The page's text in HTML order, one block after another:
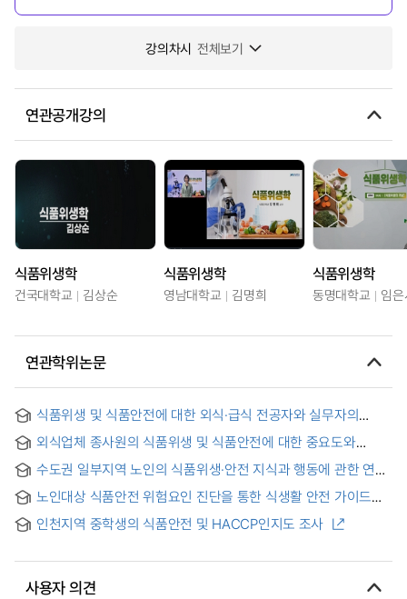
강의차시 전체보기
연관공개강의
식품위생학
건국대학교 김상순
식품위생학
영남대학교 김명희
식품위생학
동명대학교 임
연관학위논문
식품위생 및 식품안전에 대한 외식·급식 전공자와 실무자의
comparison and education contents development on food
sanitation and food safety for restaurants and institutional
management
외식업체 종사원의 식품위생 및 식품안전에 대한 중요도와
Food hygiene, Safety for Employee Food Service Industry
수도권 일부지역 노인의 식품위생·안전 지식과 행동에 관한 연구
Behavior for the Elderly in Seoul Metropolitan Area
노인대상 식품안전 위험요인 진단을 통한 식생활 안전 가이드
인천지역 중학생의 식품안전 및 HACCP인지도 조사
사용자 의견